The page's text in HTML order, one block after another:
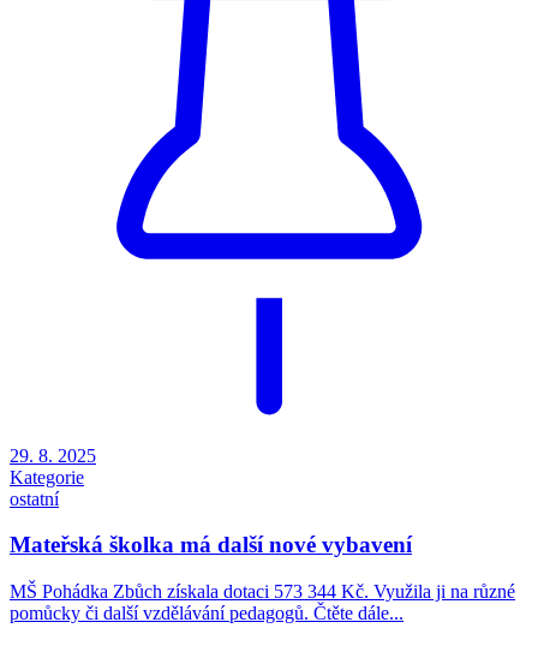
29. 8. 2025
Kategorie
ostatní
Mateřská školka má další nové vybavení
MŠ Pohádka Zbůch získala dotaci 573 344 Kč. Využila ji na různé
pomůcky či další vzdělávání pedagogů. Čtěte dále...